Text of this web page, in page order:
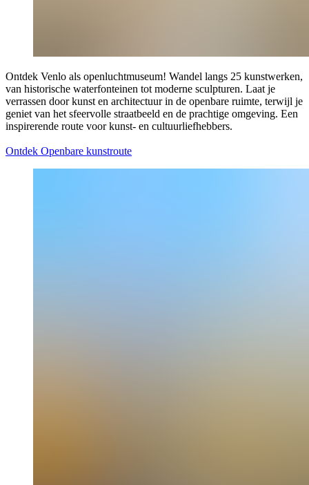
Ontdek Venlo als openluchtmuseum! Wandel langs 25 kunstwerken,
van historische waterfonteinen tot moderne sculpturen. Laat je
verrassen door kunst en architectuur in de openbare ruimte, terwijl je
geniet van het sfeervolle straatbeeld en de prachtige omgeving. Een
inspirerende route voor kunst- en cultuurliefhebbers.
Ontdek Openbare kunstroute